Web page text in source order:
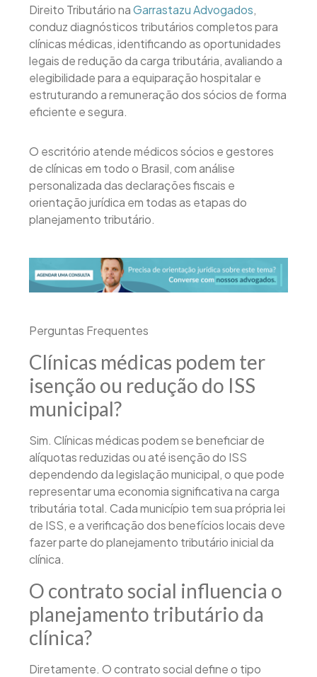
Direito Tributário naGarrastazu Advogados,
conduz diagnósticos tributários completos para
clínicas médicas, identificando as oportunidades
legais de redução da carga tributária, avaliando a
elegibilidade para a equiparação hospitalar e
estruturando a remuneração dos sócios de forma
eficiente e segura.
O escritório atende médicos sócios e gestores
de clínicas em todo o Brasil, com análise
personalizada das declarações fiscais e
orientação jurídica em todas as etapas do
planejamento tributário.
Perguntas Frequentes
Clínicas médicas podem ter
isenção ou redução do ISS
municipal?
Sim. Clínicas médicas podem se beneficiar de
alíquotas reduzidas ou até isenção do ISS
dependendo da legislação municipal, o que pode
representar uma economia significativa na carga
tributária total. Cada município tem sua própria lei
de ISS, e a verificação dos benefícios locais deve
fazer parte do planejamento tributário inicial da
clínica.
O contrato social influencia o
planejamento tributário da
clínica?
Diretamente. O contrato social define o tipo